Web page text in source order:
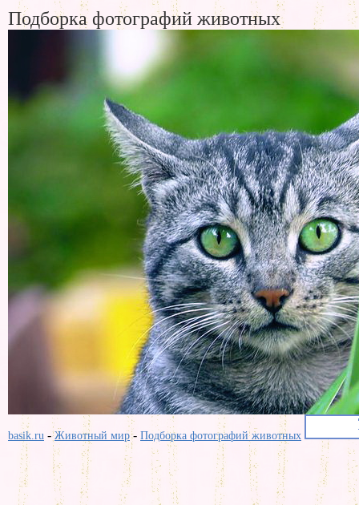
Подборка фотографий животных
basik.ru -Животный мир- Подборка фотографий животных